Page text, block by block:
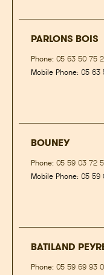
PARLONS BOIS
Phone: 05 63 50 75
Mobile Phone: 05 63
BOUNEY
Phone: 05 59 03 72
Mobile Phone: 05 59
BATILAND
Phone: 05 59 69 93